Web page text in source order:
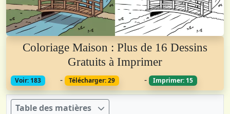
Coloriage Maison : Plus de 16 Dessins
Gratuits à Imprimer
Voir: 183 - Télécharger: 29 - Imprimer: 15
Table des matières